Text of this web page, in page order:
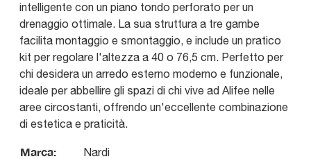
intelligente con un piano tondo perforato per un
drenaggio ottimale. La sua struttura a tre gambe
facilita montaggio e smontaggio, e include un pratico
kit per regolare l'altezza a 40 o 76,5 cm. Perfetto per
chi desidera un arredo esterno moderno e funzionale,
ideale per abbellire gli spazi di chi vive ad Alifee nelle
aree circostanti, offrendo un'eccellente combinazione
di estetica e praticità.
Marca: Nardi